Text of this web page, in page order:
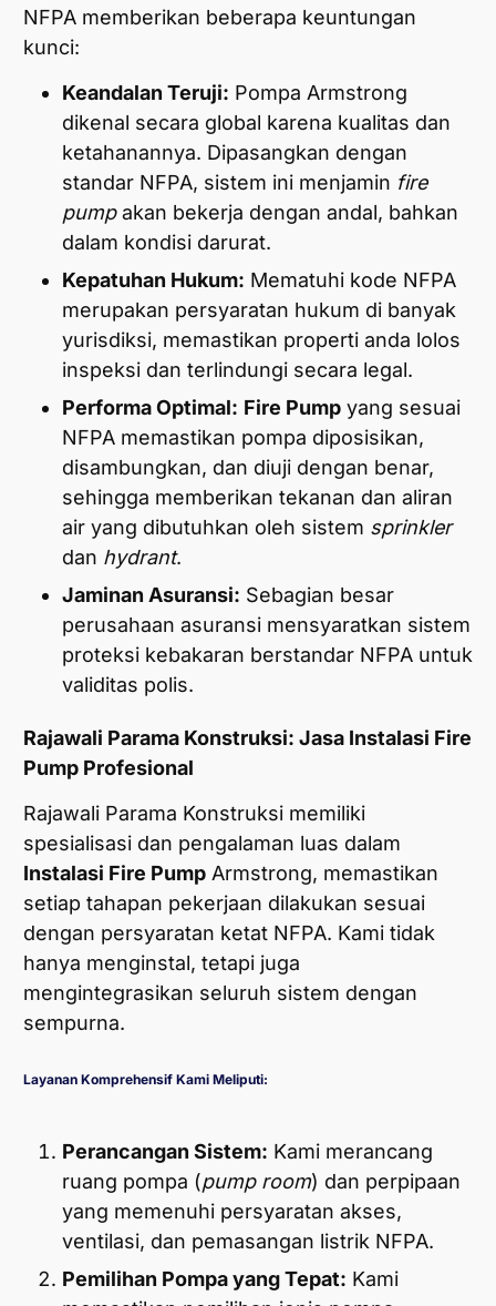
NFPA memberikan beberapa keuntungan
kunci:
Keandalan Teruji: Pompa Armstrong
dikenal secara global karena kualitas dan
ketahanannya. Dipasangkan dengan
standar NFPA, sistem ini menjamin fire
pumpakan bekerja dengan andal, bahkan
dalam kondisi darurat.
Kepatuhan Hukum: Mematuhi kode NFPA
merupakan persyaratan hukum di banyak
yurisdiksi, memastikan properti anda lolos
inspeksi dan terlindungi secara legal.
Performa Optimal: Fire Pump yang sesuai
NFPA memastikan pompa diposisikan,
disambungkan, dan diuji dengan benar,
sehingga memberikan tekanan dan aliran
air yang dibutuhkan oleh sistem sprinkler
dan hydrant.
Jaminan Asuransi: Sebagian besar
perusahaan asuransi mensyaratkan sistem
proteksi kebakaran berstandar NFPA untuk
validitas polis.
Rajawali Parama Konstruksi: Jasa Instalasi Fire
Pump Profesional
Rajawali Parama Konstruksi memiliki
spesialisasi dan pengalaman luas dalam
Instalasi Fire Pump Armstrong, memastikan
setiap tahapan pekerjaan dilakukan sesuai
dengan persyaratan ketat NFPA. Kami tidak
hanya menginstal, tetapi juga
mengintegrasikan seluruh sistem dengan
sempurna.
Layanan Komprehensif Kami Meliputi:
Perancangan Sistem: Kami merancang
ruang pompa (pump room) dan perpipaan
yang memenuhi persyaratan akses,
ventilasi, dan pemasangan listrik NFPA.
Pemilihan Pompa yang Tepat: Kami